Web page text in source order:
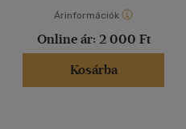
Árinformációk
Online ár: 2 000 Ft
Kosárba